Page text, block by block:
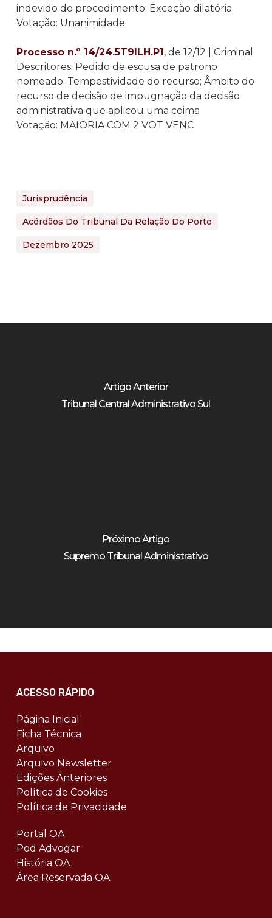
indevido do procedimento; Exceção dilatória
Votação: Unanimidade
Processo n.º 14/24.5T9ILH.P1, de 12/12 | Criminal
Descritores: Pedido de escusa de patrono
nomeado; Tempestividade do recurso; Âmbito do
recurso de decisão de impugnação da decisão
administrativa que aplicou uma coima
Votação: MAIORIA COM 2 VOT VENC
Jurisprudência
Acórdãos Do Tribunal Da Relação Do Porto
Dezembro 2025
Artigo Anterior
Tribunal Central Administrativo Sul
Próximo Artigo
Supremo Tribunal Administrativo
ACESSO RÁPIDO
Página Inicial
Ficha Técnica
Arquivo
Arquivo Newsletter
Edições Anteriores
Política de Cookies
Política de Privacidade
Portal OA
Pod Advogar
História OA
Área Reservada OA